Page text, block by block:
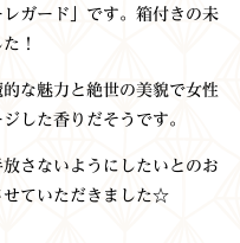
ガード」です。箱付きの未
！
な魅力と絶世の美貌で女性
した香りだそうです。
さないようにしたいとのお
せていただきました☆